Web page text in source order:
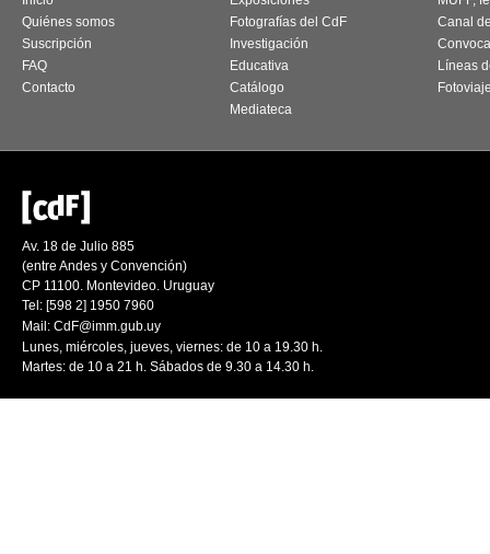
Quiénes somos
Suscripción
FAQ
Contacto
Fotografías del CdF
Investigación
Educativa
Catálogo
Mediateca
Canal
Líneas
Av. 18 de Julio 885
(entre Andes y Convención)
CP 11100. Montevideo. Uruguay
Tel: [598 2] 1950 7960
Mail: CdF@imm.gub.uy
Lunes, miércoles, jueves, viernes: de 10 a 19.30 h.
Martes: de 10 a 21 h. Sábados de 9.30 a 14.30 h.